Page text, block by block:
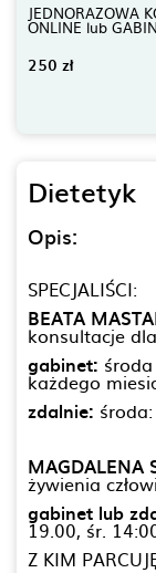
JEDNORAZOWA
ONLINE lub
250 zł
Dietetyk
Opis:
SPECJALIŚCI:
BEATA
konsultacje
gabinet:
każdego
zdalnie:
MAGDALENA
żywienia
gabinet lub
19.00, śr.
Z KIM